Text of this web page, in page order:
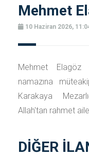
Mehmet
10 Haziran 2026,
Mehmet
namazına
Karakaya
Allah'tan rahmet
DİĞER